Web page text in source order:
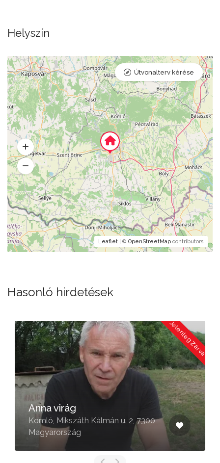
Helyszín
Leaflet | © OpenStreetMap contributors
Útvonalterv kérése
Hasonló hirdetések
Jelenleg Zárva
Anna virág
Komló, Mikszáth Kálmán u. 2, 7300
Magyarország